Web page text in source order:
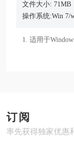
文件大小: 71MB
操作系统:Win 7/
1. 适用于
订阅
率先获得独家优惠